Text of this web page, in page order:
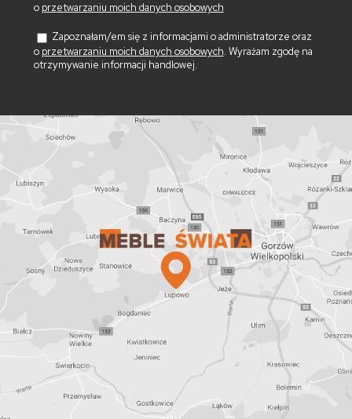
o przetwarzaniu moich danych osobowych
Zapoznałam/em się z informacjami o administratorze oraz
o przetwarzaniu moich danych osobowych. Wyrażam zgodę na
otrzymywanie informacji handlowej.